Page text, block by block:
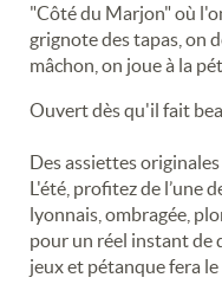
"Côté du Marjon" où
grignote des tapas, on
mâchon, on joue à la
Ouvert dès qu'il fait
Des assiettes
L'été, profitez de l’une
lyonnais, ombragée,
pour un réel instant de
jeux et pétanque fera